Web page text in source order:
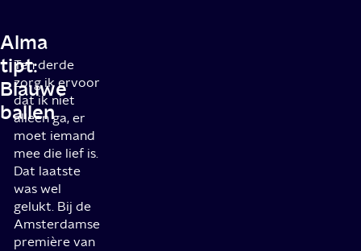
Alma
tipt:
Blauwe
ballen
Ten derde
zorg ik ervoor
dat ik niet
alleen ga, er
moet iemand
mee die lief is.
Dat laatste
was wel
gelukt. Bij de
Amsterdamse
première van